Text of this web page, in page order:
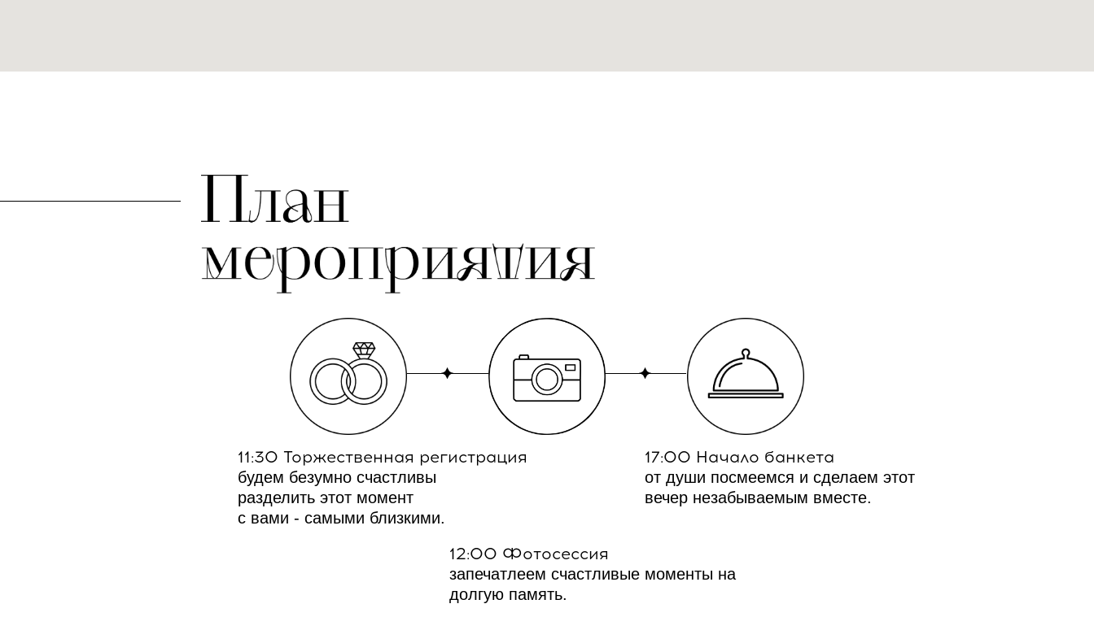
11:30 Торжественная регистрация
будем безумно счастливы
разделить этот момент
с вами - самыми близкими.
12:00 Фотосессия
запечатлеем счастливые моменты на
долгую память.
17:00 Начало банкета
от души посмеемся и сделаем этот
вечер незабываемым вместе.